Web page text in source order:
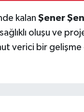
kalan Şener Şen
oluşu ve
verici bir